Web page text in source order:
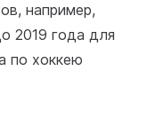
например,
2019 года для
по хоккею